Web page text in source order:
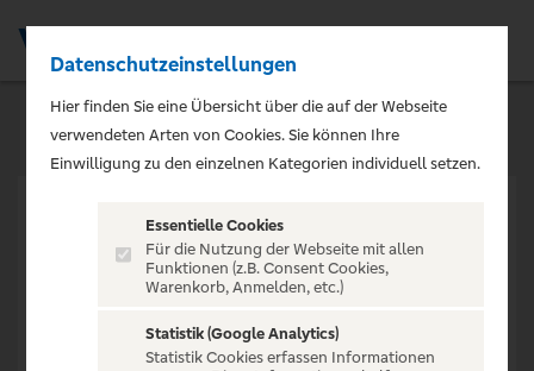
VERANSTALTUNG NICHT
GEFUNDEN
Datenschutzeinstellungen
Hier finden Sie eine Übersicht über die auf der Webseite
verwendeten Arten von Cookies. Sie können Ihre
Einwilligung zu den einzelnen Kategorien individuell setzen.
Essentielle Cookies
Für die Nutzung der Webseite mit allen
Funktionen (z.B. Consent Cookies,
Warenkorb, Anmelden, etc.)
Statistik (Google Analytics)
Statistik Cookies erfassen Informationen